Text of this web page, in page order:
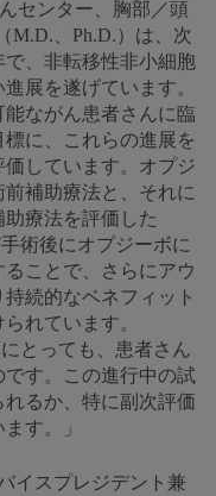
センター、胸部／頭
M.D.、Ph.D.）は、次
、非転移性非小細胞
展を遂げています。
ながん患者さんに臨
に、これらの進展を
しています。オプジ
補助療法と、それに
療法を評価した
術後にオプジーボに
ことで、さらにアウ
続的なベネフィット
れています。
とっても、患者さん
す。この進行中の試
るか、特に副次評価
す。」
イスプレジデント兼